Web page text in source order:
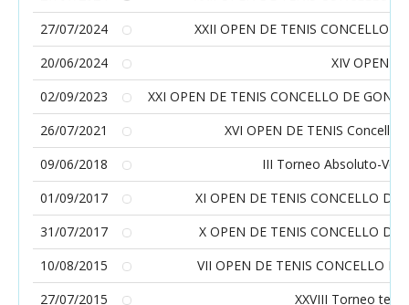
27/07/2024
XXII OPEN DE TENIS CONCELLO
20/06/2024
XIV OPEN
02/09/2023
XXI OPEN DE TENIS CONCELLO DE
26/07/2021
XVI OPEN DE TENIS
09/06/2018
III Torneo Absoluto-
01/09/2017
XI OPEN DE TENIS CONCELLO DE
31/07/2017
X OPEN DE TENIS CONCELLO DE
10/08/2015
VII OPEN DE TENIS CONCELLO
27/07/2015
XXVIII Torneo te